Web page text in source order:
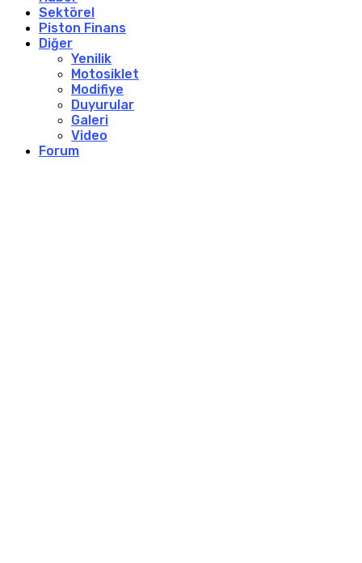
Sektörel
Piston Finans
Diğer
Yenilik
Motosiklet
Modifiye
Duyurular
Galeri
Video
Forum